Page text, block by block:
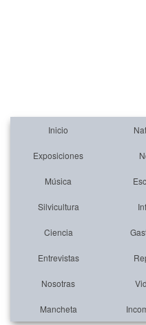
Inicio
Exposiciones
Música
Silvicultura
Ciencia
Entrevistas
Nosotras
Mancheta